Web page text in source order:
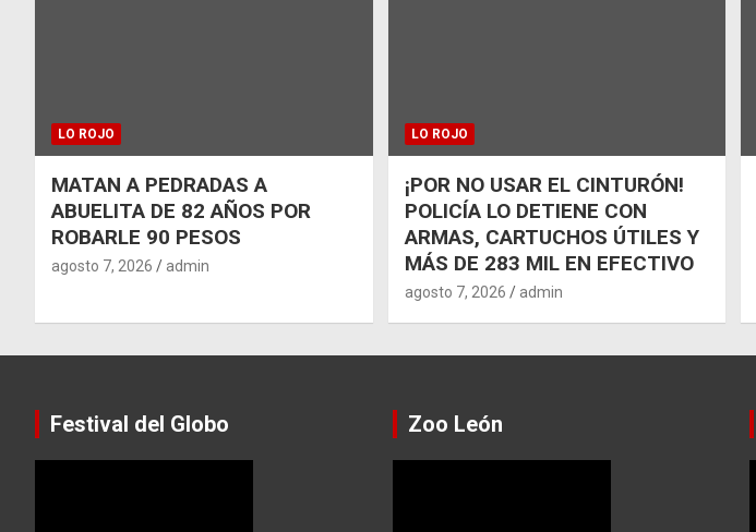
LO ROJO
MATAN A PEDRADAS A
ABUELITA DE 82 AÑOS POR
ROBARLE 90 PESOS
agosto 7, 2026 admin
LO ROJO
¡POR NO USAR EL CINTURÓN!
POLICÍA LO DETIENE CON
ARMAS, CARTUCHOS ÚTILES Y
MÁS DE 283 MIL EN EFECTIVO
agosto 7, 2026 admin
Festival del Globo Zoo León